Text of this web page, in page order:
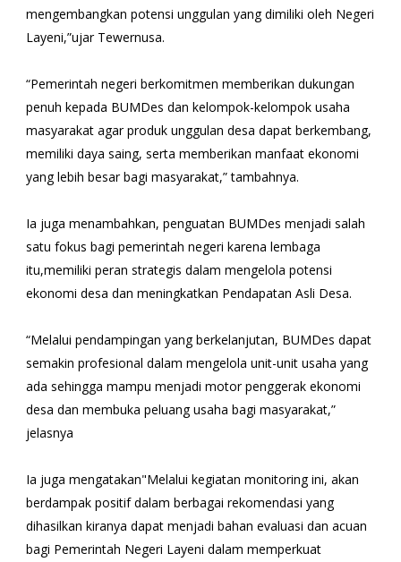
mengembangkan potensi unggulan yang dimiliki oleh Negeri
Layeni,”ujar Tewernusa.
“Pemerintah negeri berkomitmen memberikan dukungan
penuh kepada BUMDes dan kelompok-kelompok usaha
masyarakat agar produk unggulan desa dapat berkembang,
memiliki daya saing, serta memberikan manfaat ekonomi
yang lebih besar bagi masyarakat,” tambahnya.
Ia juga menambahkan, penguatan BUMDes menjadi salah
satu fokus bagi pemerintah negeri karena lembaga
itu,memiliki peran strategis dalam mengelola potensi
ekonomi desa dan meningkatkan Pendapatan Asli Desa.
“Melalui pendampingan yang berkelanjutan, BUMDes dapat
semakin profesional dalam mengelola unit-unit usaha yang
ada sehingga mampu menjadi motor penggerak ekonomi
desa dan membuka peluang usaha bagi masyarakat,”
jelasnya
Ia juga mengatakan"Melalui kegiatan monitoring ini, akan
berdampak positif dalam berbagai rekomendasi yang
dihasilkan kiranya dapat menjadi bahan evaluasi dan acuan
bagi Pemerintah Negeri Layeni dalam memperkuat